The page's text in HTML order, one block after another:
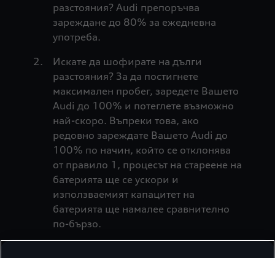
разстояния? Audi препоръчва
зареждане до 80% за ежедневна
употреба.
Искате да шофирате на дълги
разстояния? За да постигнете
максимален пробег, заредете Вашето
Audi до 100% и потеглете възможно
най-скоро. Въпреки това, ако
редовно зареждате Вашето Audi до
100% по начин, който се отклонява
от правило 1, процесът на стареене на
батерията ще се ускори и
използваемият капацитет на
батерията ще намалее сравнително
по-бързо.